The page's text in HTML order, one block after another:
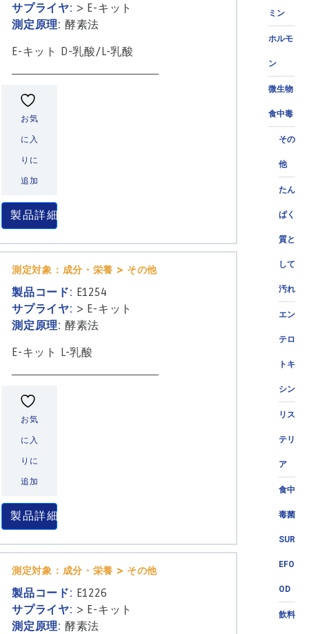
ミン
ホルモ
ン
微生物
食中毒
その
他
たん
ぱく
質と
して
汚れ
エン
テロ
トキ
シン
リス
テリ
ア
食中
毒菌
SUR
EFO
OD
飲料
サプライヤ: > E-キット
測定原理: 酵素法
E-キット D-乳酸/L-乳酸
お気
に入
りに
追加
製品詳細
測定対象：成分・栄養 > その他
製品コード: E1254
サプライヤ: > E-キット
測定原理: 酵素法
E-キット L-乳酸
お気
に入
りに
追加
製品詳細
測定対象：成分・栄養 > その他
製品コード: E1226
サプライヤ: > E-キット
測定原理: 酵素法